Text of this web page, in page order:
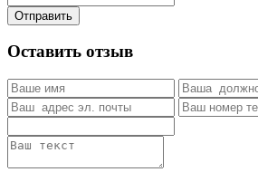
Отправить
Оставить отзыв